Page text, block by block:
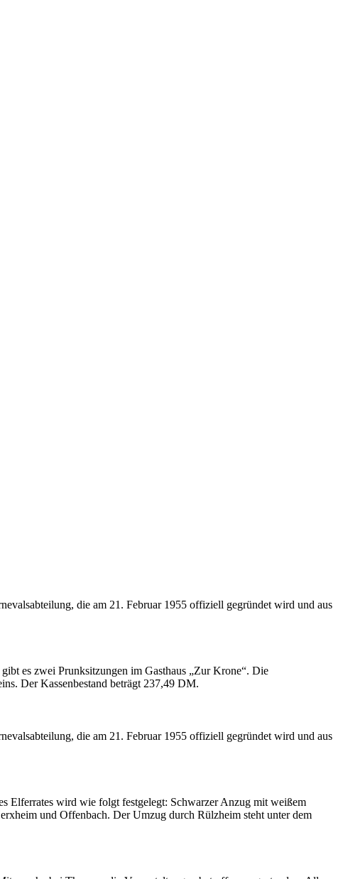
die am 21. Februar 1955 offiziell gegründet wird und aus
es zwei Prunksitzungen im Gasthaus „Zur Krone“. Die
Der Kassenbestand beträgt 237,49 DM.
die am 21. Februar 1955 offiziell gegründet wird und aus
Elferrates wird wie folgt festgelegt: Schwarzer Anzug mit weißem
und Offenbach. Der Umzug durch Rülzheim steht unter dem